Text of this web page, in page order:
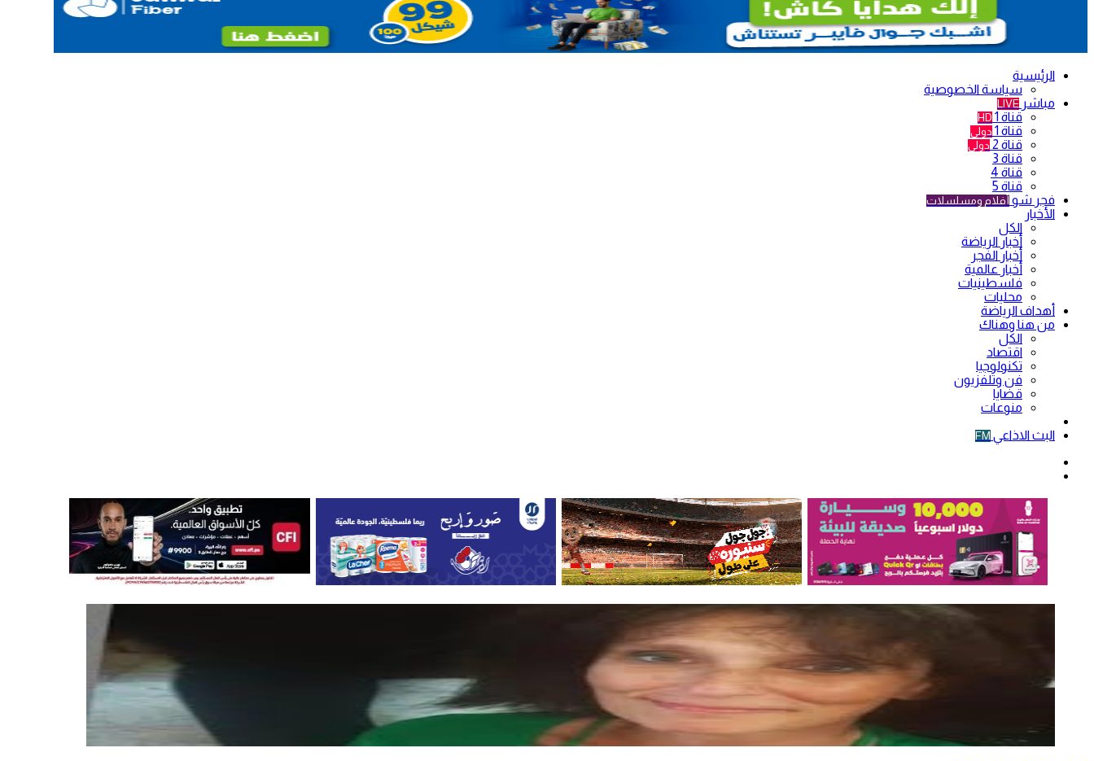
الرئيسية
سياسة الخصوصية
مباشر LIVE
قناة 1 HD
قناة 1 دولي
قناة 2 دولي
قناة 3
قناة 4
قناة 5
فجر شو أفلام ومسلسلات
الأخبار
الكل
أخبار الرياضة
أخبار الفجر
أخبار عالمية
فلسطينيات
محليات
أهداف الرياضة
من هنا وهناك
الكل
اقتصاد
تكنولوجيا
فن وتلفزيون
قضايا
منوعات
البث الاذاعي FM